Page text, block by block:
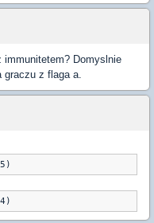
Domyslnie
z flaga a.